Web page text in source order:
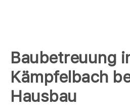
Baubetreuung
Kämpfelbach
Hausbau